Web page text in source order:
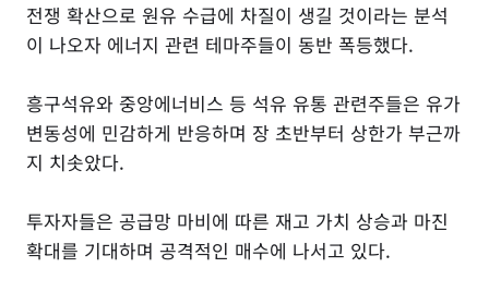
전쟁 확산으로 원유 수급에 차질이 생길 것이라는 분석
이 나오자 에너지 관련 테마주들이 동반 폭등했다.
흥구석유와 중앙에너비스 등 석유 유통 관련주들은 유가
변동성에 민감하게 반응하며 장 초반부터 상한가 부근까
지 치솟았다.
투자자들은 공급망 마비에 따른 재고 가치 상승과 마진
확대를 기대하며 공격적인 매수에 나서고 있다.